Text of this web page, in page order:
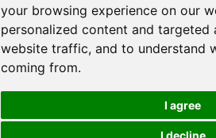
your browsing experience on our
personalized content and targeted
website traffic, and to understand
coming from.
I agree
I decline